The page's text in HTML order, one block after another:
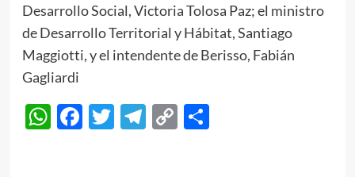
Desarrollo Social, Victoria Tolosa Paz; el ministro
de Desarrollo Territorial y Hábitat, Santiago
Maggiotti, y el intendente de Berisso, Fabián
Gagliardi
WhatsApp
Facebook
Twitter
Telegram
CopyCompartir